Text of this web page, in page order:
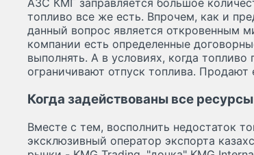
АЗС КМГ заправляется большое
топливо все же есть. Впрочем, как и
данный вопрос является откровенным
компании есть определенные
выполнять. А в условиях, когда
ограничивают отпуск топлива. Продают
Когда задействованы все ресурсы
Вместе с тем, восполнить недостаток
эксклюзивный оператор экспорта